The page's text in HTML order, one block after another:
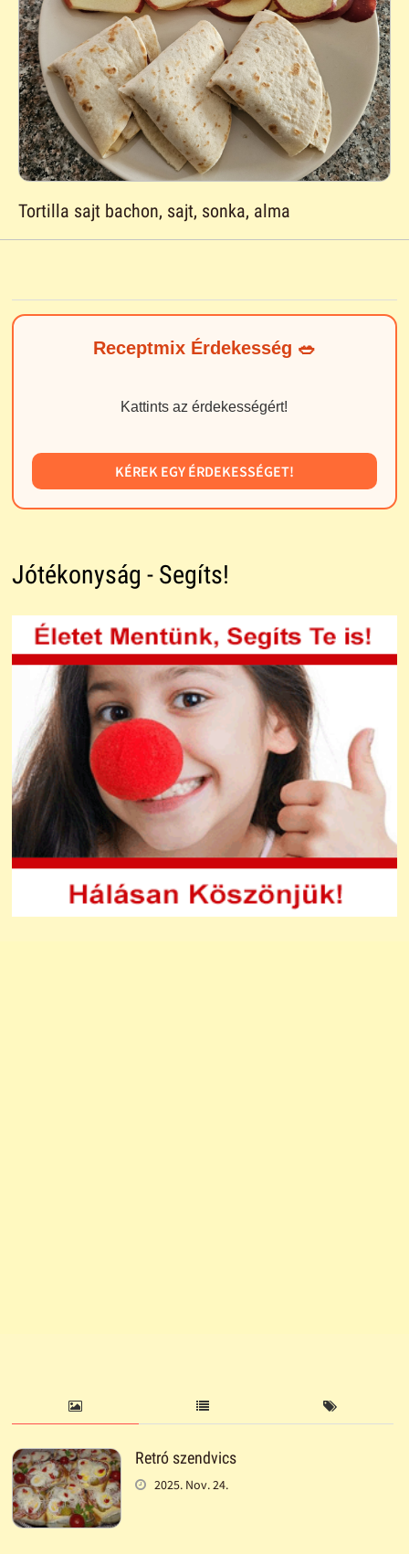
Tortilla sajt bachon, sajt, sonka, alma
Receptmix Érdekesség 🥗
Kattints az érdekességért!
KÉREK EGY ÉRDEKESSÉGET!
Jótékonyság - Segíts!
Retró szendvics
2025. Nov. 24.